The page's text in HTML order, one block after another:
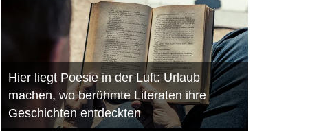
Hier liegt Poesie in der Luft: Urlaub
machen, wo berühmte Literaten ihre
Geschichten entdeckten